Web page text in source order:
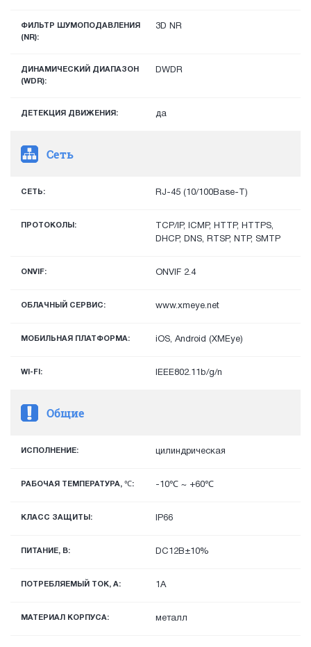
ФИЛЬТР ШУМОПОДАВЛЕНИЯ
(NR):
3D NR
ДИНАМИЧЕСКИЙ ДИАПАЗОН
(WDR):
DWDR
ДЕТЕКЦИЯ ДВИЖЕНИЯ: да
Сеть
СЕТЬ: RJ-45 (10/100Base-T)
ПРОТОКОЛЫ:
TCP/IP, ICMP, HTTP, HTTPS,
DHCP, DNS, RTSP, NTP, SMTP
ONVIF: ONVIF 2.4
ОБЛАЧНЫЙ СЕРВИС: www.xmeye.net
МОБИЛЬНАЯ ПЛАТФОРМА: iOS, Android (XMEye)
WI-FI: IEEE802.11b/g/n
Общие
ИСПОЛНЕНИЕ: цилиндрическая
РАБОЧАЯ ТЕМПЕРАТУРА, ℃: -10℃ ~ +60℃
КЛАСС ЗАЩИТЫ: IP66
ПИТАНИЕ, В: DC12В±10%
ПОТРЕБЛЯЕМЫЙ ТОК, А: 1А
МАТЕРИАЛ КОРПУСА: металл